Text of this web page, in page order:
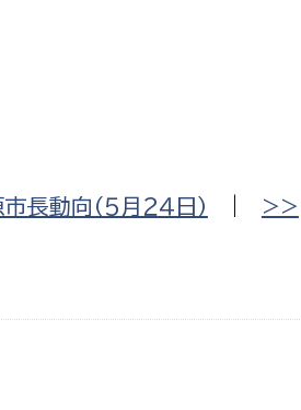
スポーツ課
長動向（５月２４日） >>